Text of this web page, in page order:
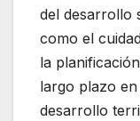
del desarrollo
como el
la
largo plazo
desarrollo